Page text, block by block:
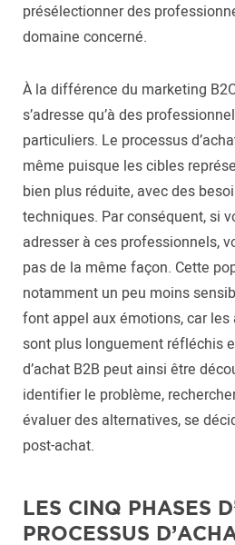
présélectionner des
domaine concerné.
À la différence du marketing
s’adresse qu’à des
particuliers. Le processus
même puisque les cibles
bien plus réduite, avec des
techniques. Par conséquent, si
adresser à ces professionnels,
pas de la même façon. Cette
notamment un peu moins
font appel aux émotions, car
sont plus longuement réfléchis
d’achat B2B peut ainsi être
identifier le problème,
évaluer des alternatives, se
post-achat.
LES CINQ PHASES
PROCESSUS